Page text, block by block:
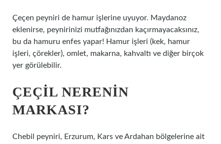
Çeçen peyniri de hamur işlerine uyuyor. Maydanoz
eklenirse, peynirinizi mutfağınızdan kaçırmayacaksınız,
bu da hamuru enfes yapar! Hamur işleri (kek, hamur
işleri, çörekler), omlet, makarna, kahvaltı ve diğer birçok
yer görülebilir.
ÇEÇIL NERENIN
MARKASI?
Chebil peyniri, Erzurum, Kars ve Ardahan bölgelerine ait